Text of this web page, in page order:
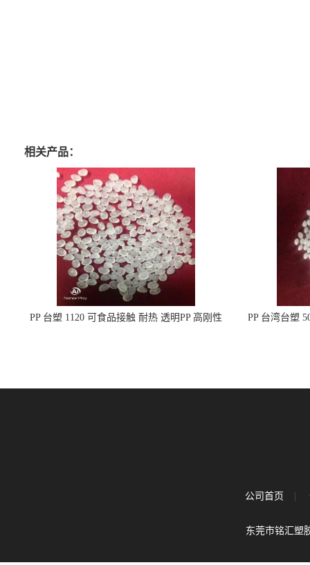
相关产品：
PP 台塑 1120 可食品接触 耐热 透明PP 高刚性
PP 台湾台塑
公司首页
东莞市铭汇塑